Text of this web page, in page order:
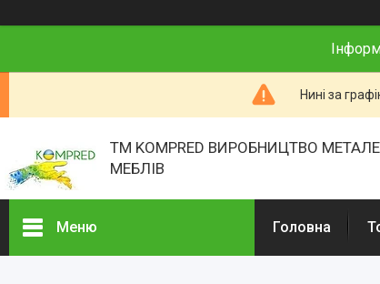
Нині за
ТМ KOMPRED ВИРОБНИЦТВО
МЕБЛІВ
Меню Головна